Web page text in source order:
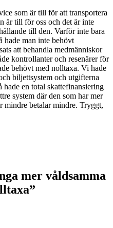
som är till för att transportera
är till för oss och det är inte
till den. Varför inte bara
man inte behövt
att behandla medmänniskor
kontrollanter och resenärer för
behövt med nolltaxa. Vi hade
biljettsystem och utgifterna
hade en total skattefinansiering
system där den som har mer
mindre betalar mindre. Tryggt,
mer våldsamma
”